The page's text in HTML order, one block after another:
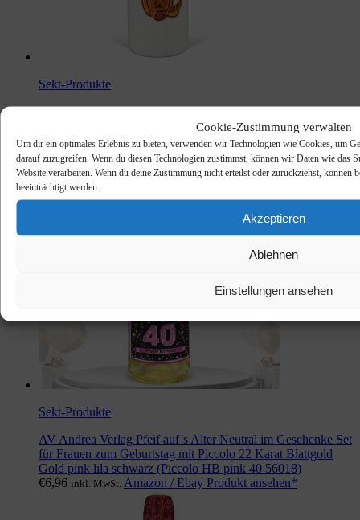
Cookie-Zustimmung verwalten
Um dir ein optimales Erlebnis zu bieten, verwenden wir Technologien wie Cookies, um
darauf zuzugreifen. Wenn du diesen Technologien zustimmst, können wir Daten wie das
Website verarbeiten. Wenn du deine Zustimmung nicht erteilst oder zurückziehst, können
beeinträchtigt werden.
Akzeptieren
Ablehnen
Einstellungen ansehen
Sekt-Produkte
Today my name is Queen roter Perlwein halbtrocken,
Heuchelberg Weingärtner, Schwaigern (0,375 l) Württemberg
€9,95 inkl. MwSt. Amazon / Ebay Produkt ansehen*
Sekt-Produkte
AV Andrea Verlag Pfeif auf’s Alter Neutral im Geschenke Set
für Frauen zum Geburtstag mit Piccolo 22 Karat Blattgold
Gold pink lila schwarz (Piccolo HB pink 40 56018)
€6,96 inkl. MwSt. Amazon / Ebay Produkt ansehen*